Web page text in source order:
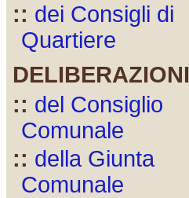
:: dei Consigli di
Quartiere
DELIBERAZIONI
:: del Consiglio
Comunale
:: della Giunta
Comunale